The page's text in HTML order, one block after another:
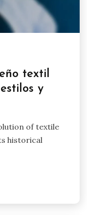
textil
y
of textile
historical